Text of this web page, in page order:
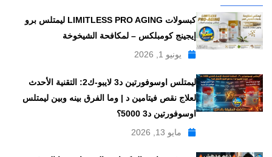
كبسولات LIMITLESS PRO AGING ليمتلس برو
إيجينج كومبلكس – لمكافحة الشيخوخة
يونيو 1, 2026
ليمتلس اوسوفورتين د3 لايبو-ك2: التقنية الأحدث
لعلاج نقص فيتامين د | وما الفرق بينه وبين ليمتلس
اوسوفورتين د3 5000؟
مايو 13, 2026